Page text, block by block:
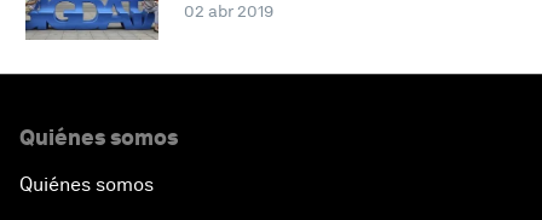
02 abr 2019
Quiénes somos
Quiénes somos